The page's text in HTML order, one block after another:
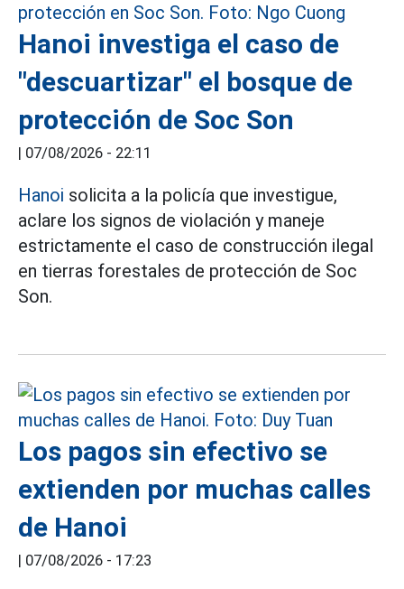
Hanoi investiga el caso de
"descuartizar" el bosque de
protección de Soc Son
| 07/08/2026 - 22:11
Hanoi solicita a la policía que investigue,
aclare los signos de violación y maneje
estrictamente el caso de construcción ilegal
en tierras forestales de protección de Soc
Son.
Los pagos sin efectivo se
extienden por muchas calles
de Hanoi
| 07/08/2026 - 17:23